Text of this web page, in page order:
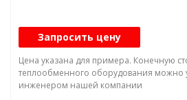
Холодопроизводительность.
температур кипения
R404A: 3,6 кВт
Хладагент: R404A
Запросить цену
Цена указана для примера. Конечную
теплообменного оборудования можно
инженером нашей компании